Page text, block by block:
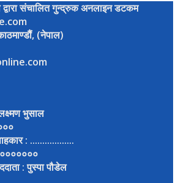
द्वारा संचालित गुन्द्रुक अनलाइन डटकम
(नेपाल)
भुसाल
: ..................
: पुस्पा पौडेल